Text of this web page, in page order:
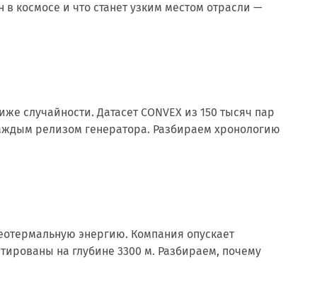
космосе и что станет узким местом отрасли —
случайности. Датасет CONVEX из 150 тысяч пар
релизом генератора. Разбираем хронологию
энергию. Компания опускает
на глубине 3300 м. Разбираем, почему